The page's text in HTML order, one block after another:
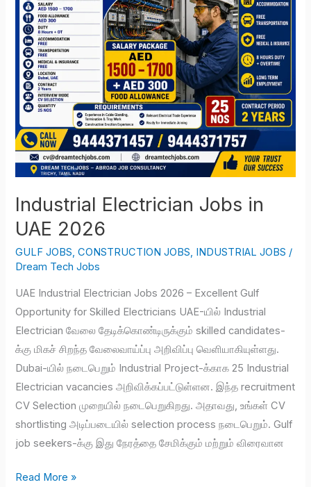
Industrial Electrician Jobs in
UAE 2026
GULF JOBS,CONSTRUCTION JOBS, INDUSTRIAL JOBS /
Dream Tech Jobs
UAE Industrial Electrician Jobs 2026 – Excellent Gulf
Opportunity for Skilled Electricians UAE-யில் Industrial
Electrician வேலை தேடிக்கொண்டிருக்கும் skilled candidates-
க்கு மிகச் சிறந்த வேலைவாய்ப்பு அறிவிப்பு வெளியாகியுள்ளது.
Dubai-யில் நடைபெறும் Industrial Project-க்காக 25 Industrial
Electrician vacancies அறிவிக்கப்பட்டுள்ளன. இந்த recruitment
CV Selection முறையில் நடைபெறுகிறது. அதாவது, உங்கள் CV
shortlisting அடிப்படையில் selection process நடைபெறும். Gulf
job seekers-க்கு இது நேரத்தை சேமிக்கும் மற்றும் விரைவான
Read More »